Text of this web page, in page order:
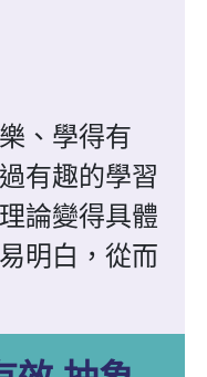
、學得有
有趣的學習
論變得具體
明白，從而